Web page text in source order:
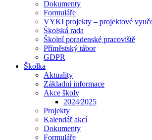
Dokumenty
Formuláře
VYKI projekty – projektové
Školská rada
Školní poradenské pracoviště
Příměstský tábor
GDPR
Školka
Aktuality
Základní informace
Akce školy
2024⁄2025
Projekty
Kalendář akcí
Dokumenty
Formuláře